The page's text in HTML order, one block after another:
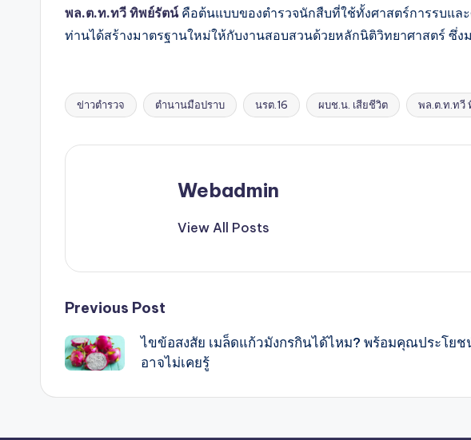
พล.ต.ท.ทวี ทิพย์รัตน์คือต้นแบบของตำรวจนักสืบที่ใช้ทั้งศาสตร์การรบและ
ท่านได้สร้างมาตรฐานใหม่ให้กับงานสอบสวนด้วยหลักนิติวิทยาศาสตร์ ซึ่
Tags:
ข่าวตำรวจ ตำนานมือปราบ นรต.16 ผบช.น. เสียชีวิต พล.ต.ท.ทวี
Webadmin
View All Posts
Post
navigation
Previous Post
ไขข้อสงสัย เมล็ดแก้วมังกรกินได้ไหม? พร้อมคุณประโย
อาจไม่เคยรู้